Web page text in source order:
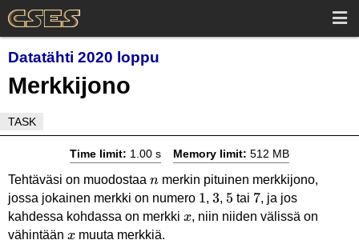
Datatähti 2020 loppu
Merkkijono
TASK
Time limit: 1.00 s Memory limit: 512 MB
Tehtäväsi on muodostaa n
nmerkin pituinen merkkijono,
jossa jokainen merkki on numero 1
1, 3
3, 5
5 tai 7
7, ja jos
kahdessa kohdassa on merkki x
x, niin niiden välissä on
vähintään x
xmuuta merkkiä.